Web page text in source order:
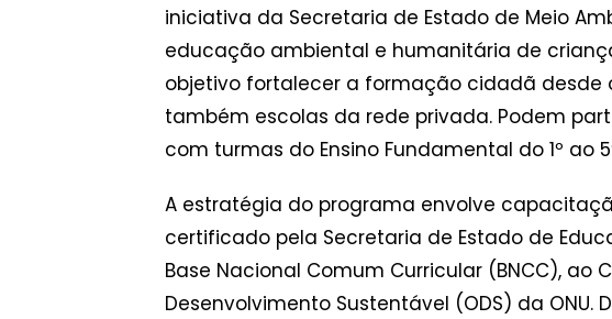
iniciativa da Secretaria de Estado de Meio
educação ambiental e humanitária de
objetivo fortalecer a formação cidadã desde
também escolas da rede privada. Podem
com turmas do Ensino Fundamental do 1º
A estratégia do programa envolve
certificado pela Secretaria de Estado de
Base Nacional Comum Curricular (BNCC), ao
Desenvolvimento Sustentável (ODS) da